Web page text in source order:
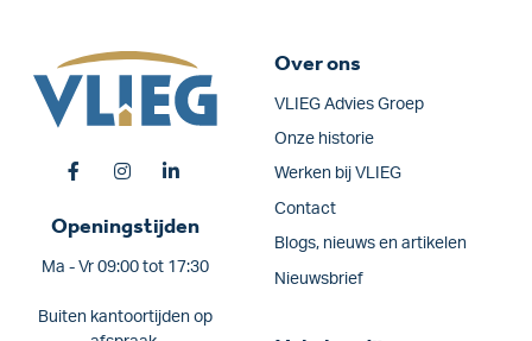
Openingstijden
Ma - Vr 09:00 tot 17:30
Buiten kantoortijden op
Over ons
VLIEG Advies Groep
Onze historie
Werken bij VLIEG
Contact
Blogs, nieuws en artikelen
Nieuwsbrief